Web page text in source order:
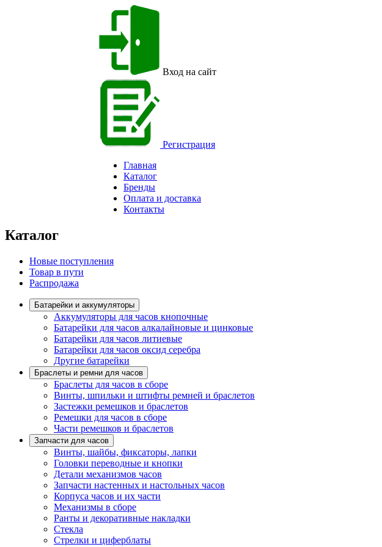
Вход на сайт
Регистрация
Главная
Каталог
Бренды
Оплата и доставка
Контакты
Каталог
Новые поступления
Товар в пути
Распродажа
Батарейки и аккумуляторы
Аккумуляторы для часов кнопочные
Батарейки для часов алкалайновые и цинковые
Батарейки для часов литиевые
Батарейки для часов оксид серебра
Другие батарейки
Браслеты и ремни для часов
Браслеты для часов в сборе
Винты, шпильки и штифты ремней и браслетов
Застежки ремешков и браслетов
Ремешки для часов в сборе
Части ремешков и браслетов
Запчасти для часов
Винты, шайбы, фиксаторы, лапки
Головки переводные и кнопки
Детали механизмов часов
Запчасти настенных и настольных часов
Корпуса часов и их части
Механизмы в сборе
Ранты и декоративные накладки
Стекла
Стрелки и циферблаты